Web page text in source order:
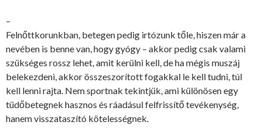
–
Felnőttkorunkban, betegen pedig irtózunk tőle, hiszen már a
nevében is benne van, hogy gyógy – akkor pedig csak valami
szükséges rossz lehet, amit kerülni kell, de ha mégis muszáj
belekezdeni, akkor összeszorított fogakkal le kell tudni, túl
kell lenni rajta. Nem sportnak tekintjük, ami különösen egy
tüdőbetegnek hasznos és ráadásul felfrissítő tevékenység,
hanem visszataszító kötelességnek.